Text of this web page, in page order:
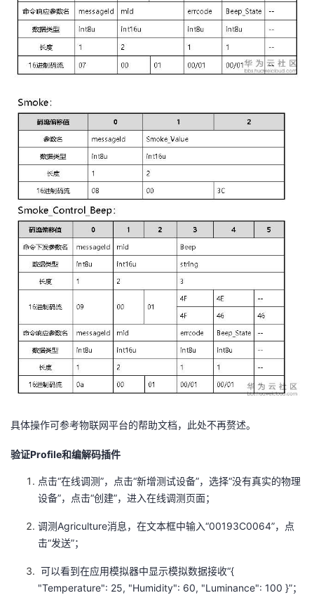
具体操作可参考物联网平台的帮助文档，此处不再赘述。
验证Profile和编解码插件
点击“在线调测”，点击“新增测试设备”，选择“没有真实的物理
设备”，点击“创建”，进入在线调测页面；
调测Agriculture消息，在文本框中输入“00193C0064”，点
击“发送”；
可以看到在应用模拟器中显示模拟数据接收“{
"Temperature": 25, "Humidity": 60, "Luminance": 100 }”；